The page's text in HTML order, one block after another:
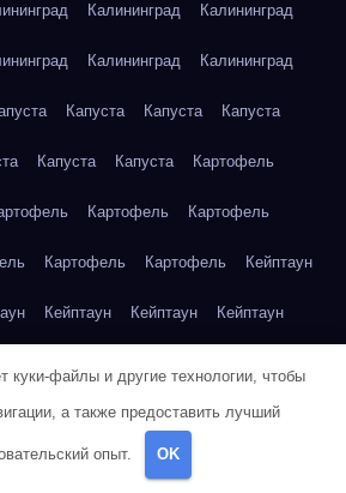
Калининград Калининград
Калининград Калининград
Капуста Капуста Капуста
Капуста Капуста Картофель
Картофель Картофель
Картофель Картофель Кейптаун
Кейптаун Кейптаун Кейптаун
Кейптаун Кейптаун Кейптаун
Кейптаун Кейптаун
куки-файлы и другие технологии, чтобы
а также предоставить лучший
опыт. OK